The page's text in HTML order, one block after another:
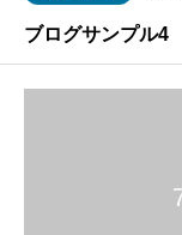
ブログサンプル4